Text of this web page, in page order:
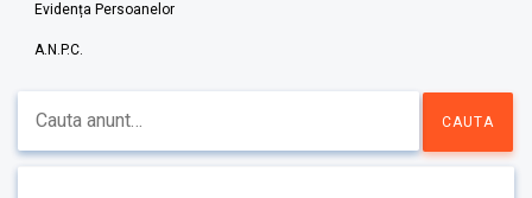
Evidența Persoanelor
A.N.P.C.